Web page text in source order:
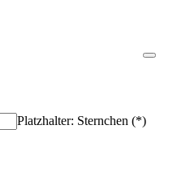
Platzhalter: Sternchen (*)